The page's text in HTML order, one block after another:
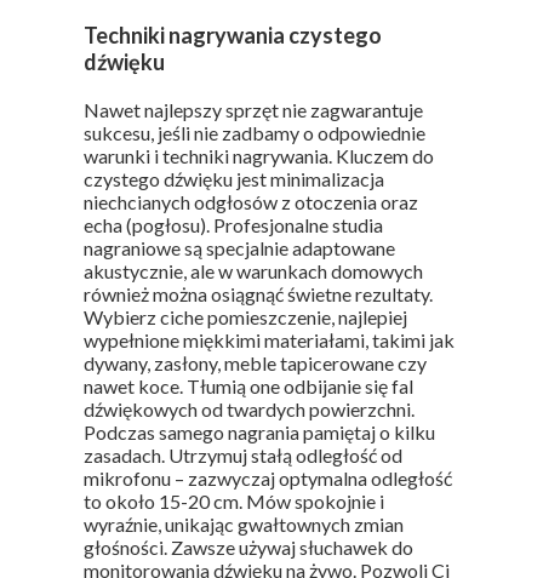
Techniki nagrywania czystego
dźwięku
Nawet najlepszy sprzęt nie zagwarantuje
sukcesu, jeśli nie zadbamy o odpowiednie
warunki i techniki nagrywania. Kluczem do
czystego dźwięku jest minimalizacja
niechcianych odgłosów z otoczenia oraz
echa (pogłosu). Profesjonalne studia
nagraniowe są specjalnie adaptowane
akustycznie, ale w warunkach domowych
również można osiągnąć świetne rezultaty.
Wybierz ciche pomieszczenie, najlepiej
wypełnione miękkimi materiałami, takimi jak
dywany, zasłony, meble tapicerowane czy
nawet koce. Tłumią one odbijanie się fal
dźwiękowych od twardych powierzchni.
Podczas samego nagrania pamiętaj o kilku
zasadach. Utrzymuj stałą odległość od
mikrofonu – zazwyczaj optymalna odległość
to około 15-20 cm. Mów spokojnie i
wyraźnie, unikając gwałtownych zmian
głośności. Zawsze używaj słuchawek do
monitorowania dźwięku na żywo. Pozwoli Ci